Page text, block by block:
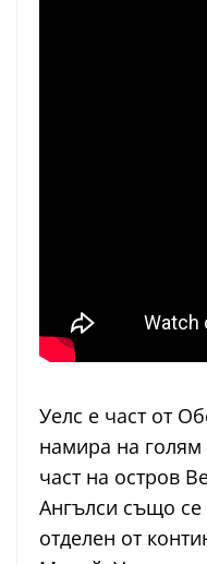
Уелс е част от
намира на голям
част на остров
Ангълси също се
отделен от